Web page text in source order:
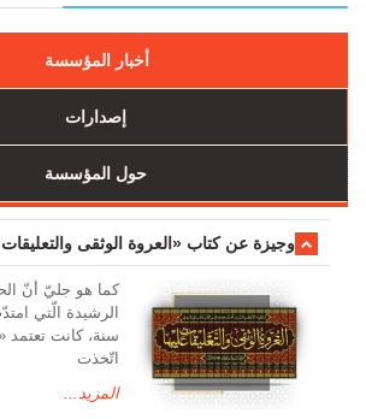
أخبار المؤسسة
إصدارات
حول المؤسسة
وجیزة عن کتاب «العروة الوثقی والتعلیقات
کما هو جليّ أنّ
الرشیدة الّتي
سنة، كانت تعتمد
اتّخذت
المزيد...